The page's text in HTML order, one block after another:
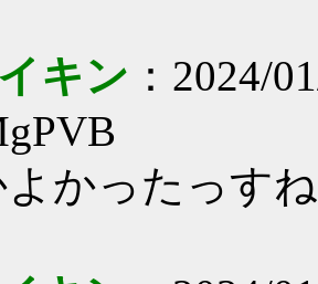
キン ：2024/
かったっすね